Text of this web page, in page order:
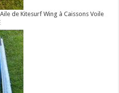
de Kitesurf Wing à Caissons Voile